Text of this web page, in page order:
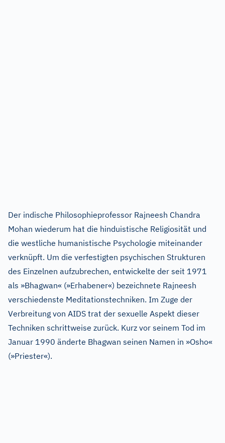
Der indische Philosophieprofessor Rajneesh Chandra
Mohan wiederum hat die hinduistische Religiosität und
die westliche humanistische Psychologie miteinander
verknüpft. Um die verfestigten psychischen Strukturen
des Einzelnen aufzubrechen, entwickelte der seit 1971
als »Bhagwan« (»Erhabener«) bezeichnete Rajneesh
verschiedenste Meditationstechniken. Im Zuge der
Verbreitung von AIDS trat der sexuelle Aspekt dieser
Techniken schrittweise zurück. Kurz vor seinem Tod im
Januar 1990 änderte Bhagwan seinen Namen in »Osho«
(»Priester«).